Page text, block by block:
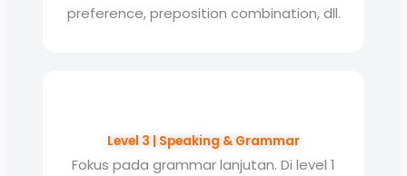
preference, preposition combination, dll.
Level 3 | Speaking & Grammar
Fokus pada grammar lanjutan. Di level 1